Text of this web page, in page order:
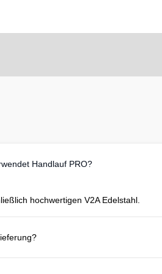
Handlauf PRO?
hochwertigen V2A Edelstahl.